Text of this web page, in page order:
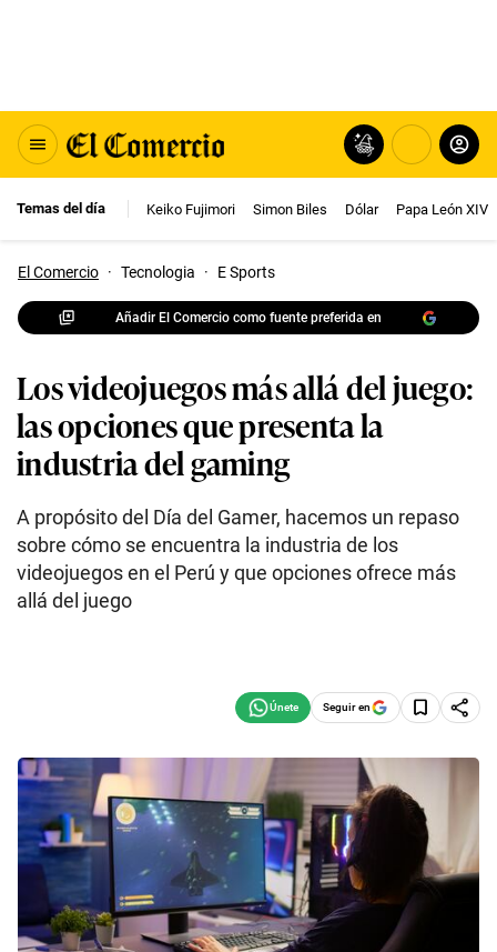
Temas del día Keiko Fujimori Simon Biles Dólar Papa León XIV
El Comercio · Tecnologia · E Sports
Añadir El Comercio como fuente preferida en
Los videojuegos más allá del juego:
las opciones que presenta la
industria del gaming
A propósito del Día del Gamer, hacemos un repaso
sobre cómo se encuentra la industria de los
videojuegos en el Perú y que opciones ofrece más
allá del juego
Seguir en